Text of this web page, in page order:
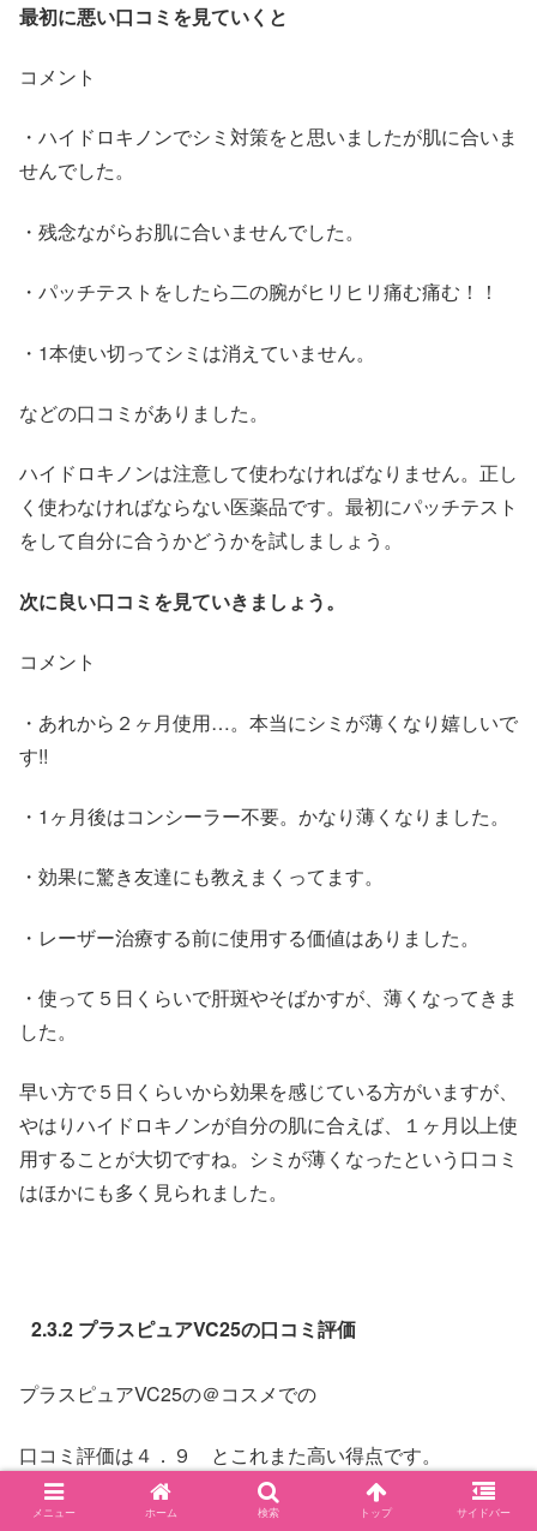
最初に悪い口コミを見ていくと
コメント
・ハイドロキノンでシミ対策をと思いましたが肌に合いま
せんでした。
・残念ながらお肌に合いませんでした。
・パッチテストをしたら二の腕がヒリヒリ痛む痛む！！
・1本使い切ってシミは消えていません。
などの口コミがありました。
ハイドロキノンは注意して使わなければなりません。正し
く使わなければならない医薬品です。最初にパッチテスト
をして自分に合うかどうかを試しましょう。
次に良い口コミを見ていきましょう。
コメント
・あれから２ヶ月使用…。本当にシミが薄くなり嬉しいで
す!!
・1ヶ月後はコンシーラー不要。かなり薄くなりました。
・効果に驚き友達にも教えまくってます。
・レーザー治療する前に使用する価値はありました。
・使って５日くらいで肝斑やそばかすが、薄くなってきま
した。
早い方で５日くらいから効果を感じている方がいますが、
やはりハイドロキノンが自分の肌に合えば、１ヶ月以上使
用することが大切ですね。シミが薄くなったという口コミ
はほかにも多く見られました。
2.3.2 プラスピュアVC25の口コミ評価
プラスピュアVC25の＠コスメでの
口コミ評価は４．９ とこれまた高い得点です。
メニュー ホーム 検索 トップ サイドバー